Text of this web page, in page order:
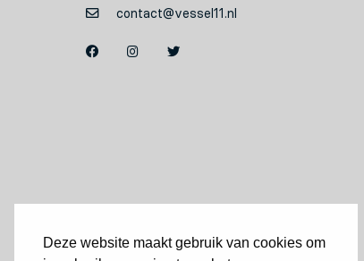
Deze website maakt gebruik van cookies om
contact@vessel11.nl